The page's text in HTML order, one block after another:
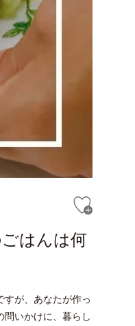
はんは何
が、あなたが作っ
いかけに、暮らし